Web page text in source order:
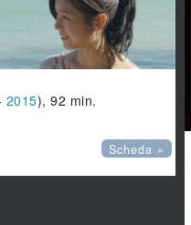
2015), 92 min.
Scheda »